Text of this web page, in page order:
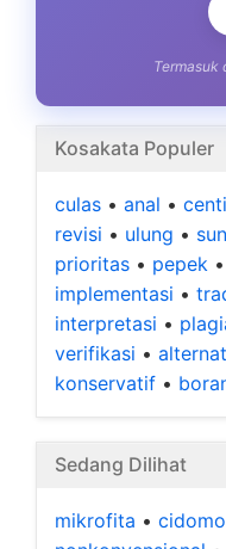
Termasuk
Kosakata Populer
culas • anal •
revisi • ulung • sun
prioritas • pepek •
implementasi •
interpretasi •
verifikasi •
konservatif •
Sedang Dilihat
mikrofita • cidomo